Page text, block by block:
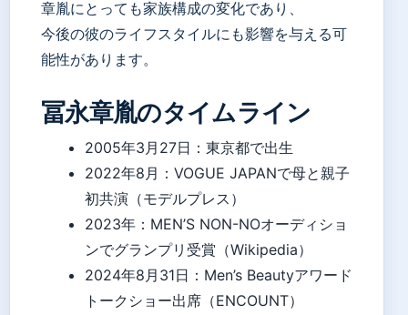
章胤にとっても家族構成の変化であり、
今後の彼のライフスタイルにも影響を与える可
能性があります。
冨永章胤のタイムライン
2005年3月27日 ：東京都で出生
2022年8月 ：VOGUE JAPANで母と親子
初共演（モデルプレス）
2023年 ：MEN’S NON-NOオーディショ
ンでグランプリ受賞（Wikipedia）
2024年8月31日 ：Men’s Beautyアワード
トークショー出席（ENCOUNT）